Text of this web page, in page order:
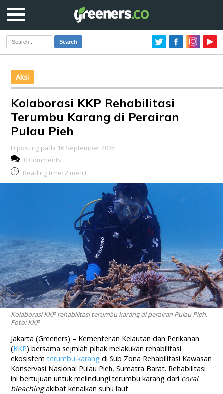
Search
Aksi
Kolaborasi KKP Rehabilitasi
Terumbu Karang di Perairan
Pulau Pieh
Diposting pada 16 September 2025
0 Comments
Reading time: 2 menit
Kolaborasi KKP rehabilitasi terumbu karang di perairan Pulau Pieh.
Foto: KKP
Jakarta (Greeners) – Kementerian Kelautan dan Perikanan
(KKP) bersama sejmlah pihak melakukan rehabilitasi
ekosistemterumbu karang di Sub Zona Rehabilitasi Kawasan
Konservasi Nasional Pulau Pieh, Sumatra Barat. Rehabilitasi
ini bertujuan untuk melindungi terumbu karang dari coral
bleachingakibat kenaikan suhu laut.